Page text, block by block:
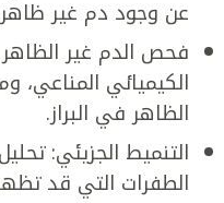
عن وجود دم غير
فحص الدم غير
الكيميائي
الظاهر في البراز.
التنميط الجزيئي:
الطفرات التي قد